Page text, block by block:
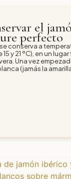
el
perfecto
conserva a
y 21 ºC), en un
Una vez
(jamás la
21-30 días. Los
antes de